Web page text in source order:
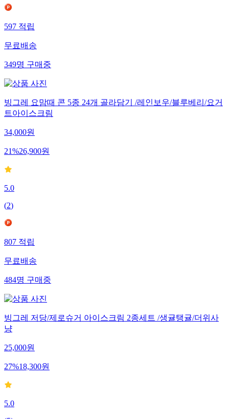
597적립
무료배송
349명구매중
빙그레 요맘때 콘 5종 24개 골라담기 /레인보우/블루베리/요거
트아이스크림
34,000원
21%26,900원
5.0
(2)
807적립
무료배송
484명구매중
빙그레 저당/제로슈거 아이스크림 2종세트 /생귤탱귤/더위사
냥
25,000원
27%18,300원
5.0